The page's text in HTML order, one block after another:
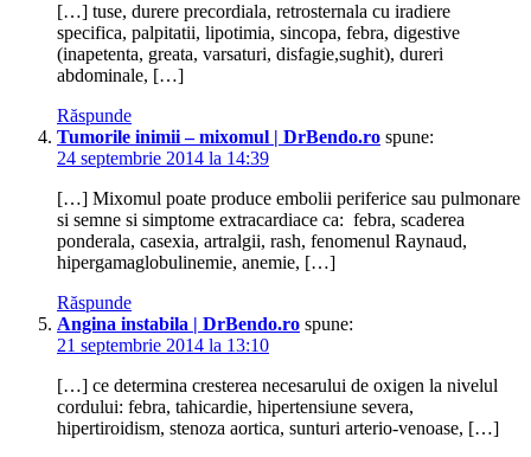
[…] tuse, durere precordiala, retrosternala cu iradiere
specifica, palpitatii, lipotimia, sincopa, febra, digestive
(inapetenta, greata, varsaturi, disfagie,sughit), dureri
abdominale, […]
Răspunde
Tumorile inimii – mixomul | DrBendo.ro spune:
24 septembrie 2014 la 14:39
[…] Mixomul poate produce embolii periferice sau pulmonare
si semne si simptome extracardiace ca: febra, scaderea
ponderala, casexia, artralgii, rash, fenomenul Raynaud,
hipergamaglobulinemie, anemie, […]
Răspunde
Angina instabila | DrBendo.ro spune:
21 septembrie 2014 la 13:10
[…] ce determina cresterea necesarului de oxigen la nivelul
cordului: febra, tahicardie, hipertensiune severa,
hipertiroidism, stenoza aortica, sunturi arterio-venoase, […]